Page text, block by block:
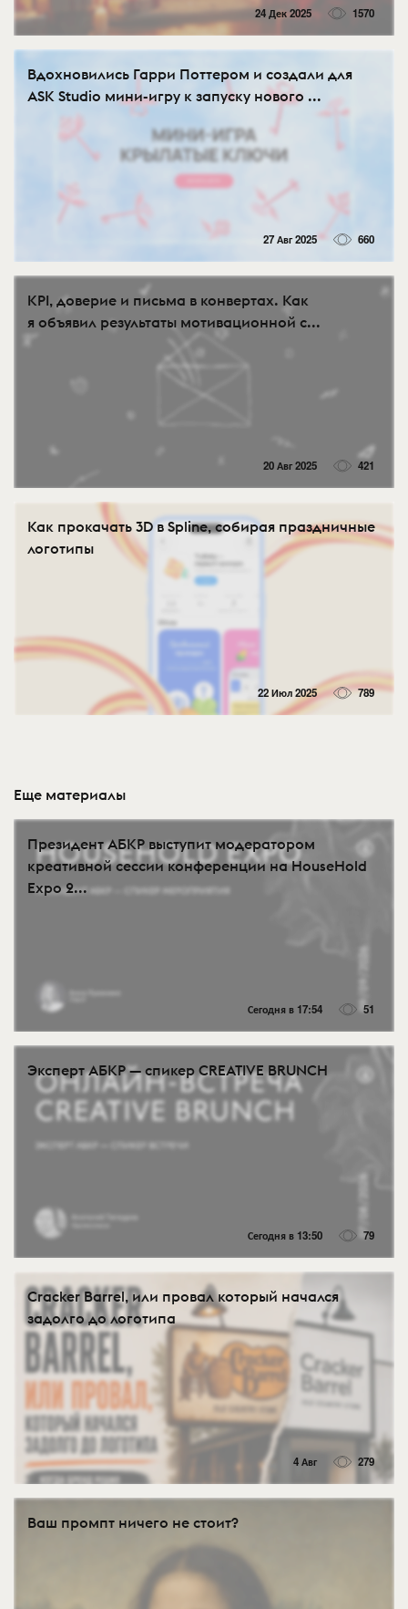
24 Дек 2025 1570
Вдохновились Гарри Поттером и создали для
ASK Studio мини-игру к запуску нового ...
27 Авг 2025 660
KPI, доверие и письма в конвертах. Как
я объявил результаты мотивационной с...
20 Авг 2025 421
Как прокачать 3D в Spline, собирая праздничные
логотипы
22 Июл 2025 789
Еще материалы
Президент АБКР выступит модератором
креативной сессии конференции на HouseHold
Expo 2...
Сегодня в 17:54 51
Эксперт АБКР — спикер CREATIVE BRUNCH
Сегодня в 13:50 79
Cracker Barrel, или провал который начался
задолго до логотипа
4 Авг 279
Ваш промпт ничего не стоит?